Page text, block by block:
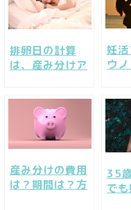
排卵日の計算
は、産み分けア
妊
ウ
産み分けの費用
は？期間は？方
35
で